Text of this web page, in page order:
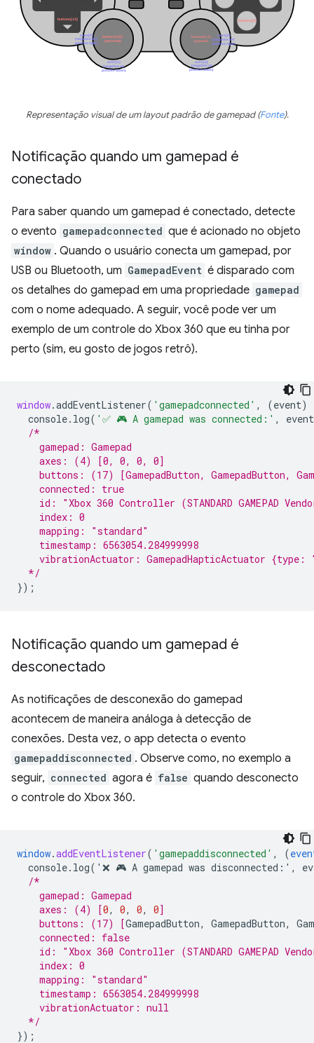
Representação visual de um layout padrão de gamepad (Fonte).
Notificação quando um gamepad é
conectado
Para saber quando um gamepad é conectado, detecte
o evento gamepadconnected que é acionado no objeto
window . Quando o usuário conecta um gamepad, por
USB ou Bluetooth, um GamepadEvent é disparado com
os detalhes do gamepad em uma propriedade gamepad
com o nome adequado. A seguir, você pode ver um
exemplo de um controle do Xbox 360 que eu tinha por
perto (sim, eu gosto de jogos retrô).
window.addEventListener( 'gamepadconnected' , (event)
console. log( '✅ 🎮 A gamepad was connected:' ,
event
/*
    gamepad: Gamepad
    axes: (4) [0, 0, 0, 0]
buttons: (17) [GamepadButton, GamepadButton,
    connected: true
id: "Xbox 360 Controller (STANDARD GAMEPAD
    index: 0
    mapping: "standard"
    timestamp: 6563054.284999998
vibrationActuator: GamepadHapticActuator {type:
  */
});
Notificação quando um gamepad é
desconectado
As notificações de desconexão do gamepad
acontecem de maneira análoga à detecção de
conexões. Desta vez, o app detecta o evento
gamepaddisconnected . Observe como, no exemplo a
seguir, connected agora é false quando desconecto
o controle do Xbox 360.
window.addEventListener( 'gamepaddisconnected' , (
console.log('❌ 🎮 A gamepad was disconnected : ' ,
/*
    gamepad: Gamepad
    axes: (4)
[0, 0, 0, 0]
    buttons: (17)
[GamepadButton, GamepadButton,
    connected: false
id: "Xbox 360 Controller (STANDARD GAMEPAD
    index: 0
    mapping: "standard"
    timestamp: 6563054.284999998
    vibrationActuator: null
  */
});